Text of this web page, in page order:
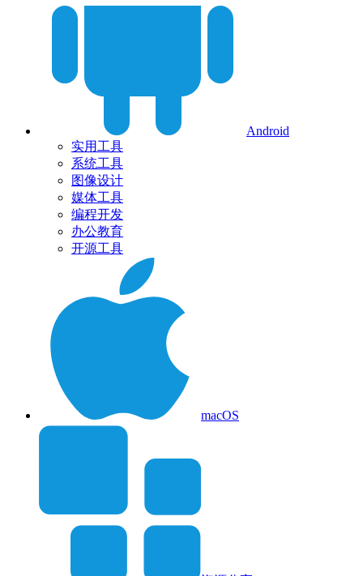
Android
实用工具
系统工具
图像设计
媒体工具
编程开发
办公教育
开源工具
macOS